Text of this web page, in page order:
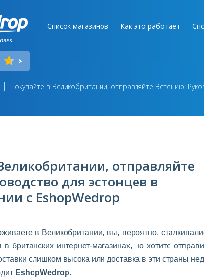
Список магазинов Как это работает
Покупайте в Великобритании, отправляйте Эстонию:
отправляйте
для эстонцев в
с EshopWedrop
в Великобритании, вы, вероятно,
британских интернет-магазинах, но хотите
слишком высока или доставка в эти страны
EshopWedrop.